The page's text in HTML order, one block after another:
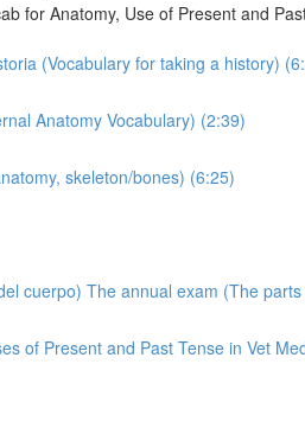
for Anatomy, Use of Present and
(Vocabulary for taking a history)
Anatomy Vocabulary) (2:39)
skeleton/bones) (6:25)
cuerpo) The annual exam (The
of Present and Past Tense in Vet